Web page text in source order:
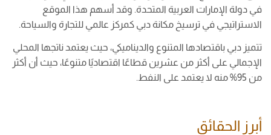
في دولة الإمارات العربية المتحدة. وقد أسهم هذا الموقع
الاستراتيجي في ترسيخ مكانة دبي كمركز عالمي للتجارة والسياحة.
تتميز دبي باقتصادها المتنوع والديناميكي، حيث يعتمد ناتجها المحلي
الإجمالي على أكثر من عشرين قطاعًا اقتصاديًا متنوعًا، حيث أن أكثر
من 95% منه لا يعتمد على النفط.
أبرز الحقائق